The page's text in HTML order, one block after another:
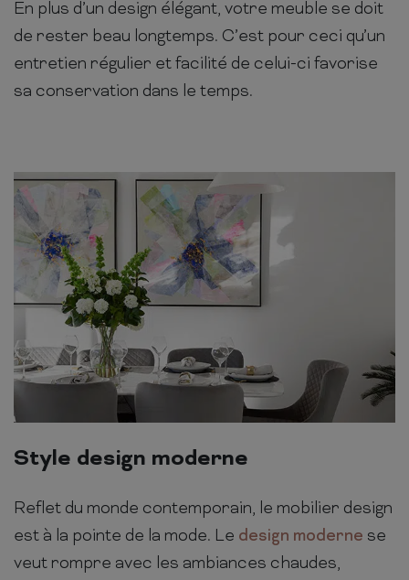
En plus d’un design élégant, votre meuble se doit
de rester beau longtemps. C’est pour ceci qu’un
entretien régulier et facilité de celui-ci favorise
sa conservation dans le temps.
Style design moderne
Reflet du monde contemporain, le mobilier design
est à la pointe de la mode. Le design moderne se
veut rompre avec les ambiances chaudes,